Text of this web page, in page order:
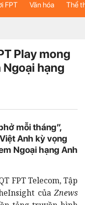
FPT Văn hóa Thể
Play mong
hạng
mỗi tháng”,
Anh kỳ vọng
Ngoại hạng Anh
FPT Telecom, Tập
củaZnews